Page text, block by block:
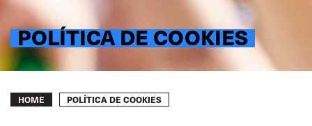
POLÍTICA DE COOKIES
Breadcrumb
HOME POLÍTICA DE COOKIES